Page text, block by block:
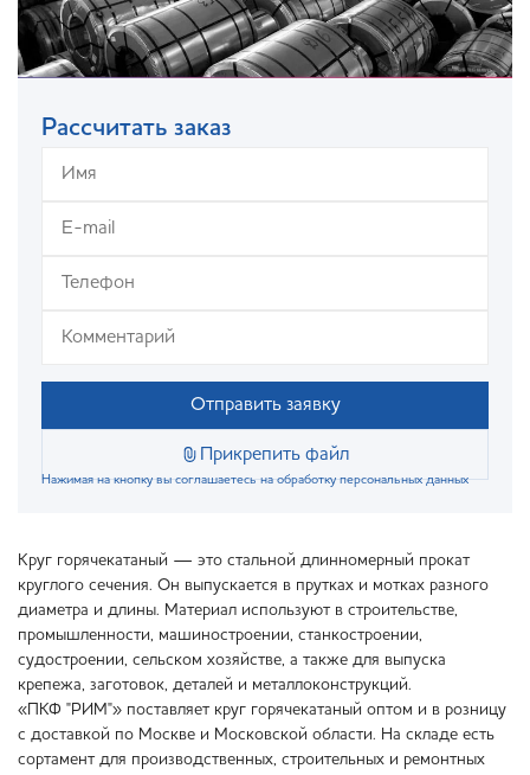
Рассчитать заказ
Отправить заявку
Прикрепить файл
Нажимая на кнопку вы соглашаетесь на обработку персональных данных
Круг горячекатаный — это стальной длинномерный прокат
круглого сечения. Он выпускается в прутках и мотках разного
диаметра и длины. Материал используют в строительстве,
промышленности, машиностроении, станкостроении,
судостроении, сельском хозяйстве, а также для выпуска
крепежа, заготовок, деталей и металлоконструкций.
«ПКФ "РИМ"» поставляет круг горячекатаный оптом и в розницу
с доставкой по Москве и Московской области. На складе есть
сортамент для производственных, строительных и ремонтных